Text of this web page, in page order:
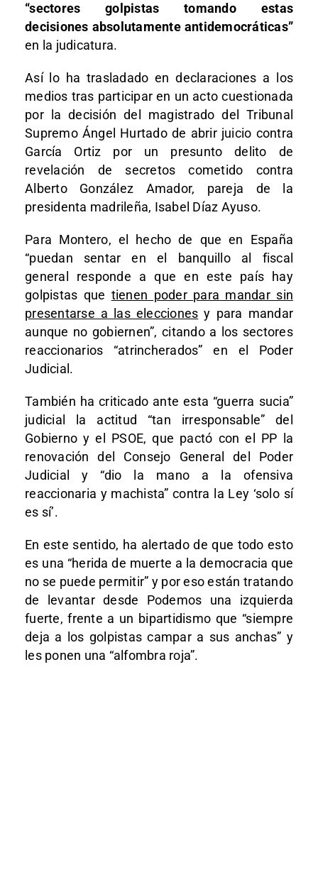
“sectores golpistas tomando estas
decisiones absolutamente antidemocráticas”
en la judicatura.
Así lo ha trasladado en declaraciones a los
medios tras participar en un acto cuestionada
por la decisión del magistrado del Tribunal
Supremo Ángel Hurtado de abrir juicio contra
García Ortiz por un presunto delito de
revelación de secretos cometido contra
Alberto González Amador, pareja de la
presidenta madrileña, Isabel Díaz Ayuso.
Para Montero, el hecho de que en España
“puedan sentar en el banquillo al fiscal
general responde a que en este país hay
golpistas que tienen poder para mandar sin
presentarse a las elecciones y para mandar
aunque no gobiernen”, citando a los sectores
reaccionarios “atrincherados” en el Poder
Judicial.
También ha criticado ante esta “guerra sucia”
judicial la actitud “tan irresponsable” del
Gobierno y el PSOE, que pactó con el PP la
renovación del Consejo General del Poder
Judicial y “dio la mano a la ofensiva
reaccionaria y machista” contra la Ley ‘solo sí
es sí’.
En este sentido, ha alertado de que todo esto
es una “herida de muerte a la democracia que
no se puede permitir” y por eso están tratando
de levantar desde Podemos una izquierda
fuerte, frente a un bipartidismo que “siempre
deja a los golpistas campar a sus anchas” y
les ponen una “alfombra roja”.